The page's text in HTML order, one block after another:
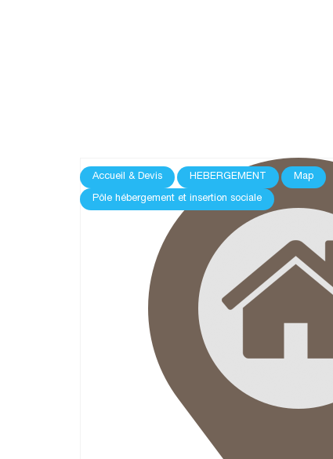
Accueil & Devis HEBERGEMENT Map
Pôle hébergement et insertion sociale